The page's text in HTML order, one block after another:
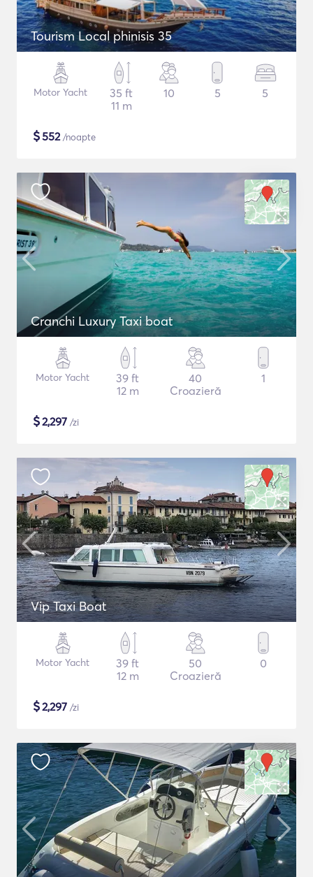
Tourism Local phinisis 35
Motor Yacht
35 ft
11 m
10 5 5
$552/noapte
Cranchi Luxury Taxi boat
Motor Yacht
39 ft
12 m
40
Croazieră
1
$2,297 /zi
Vip Taxi Boat
Motor Yacht
39 ft
12 m
50
Croazieră
0
$2,297 /zi